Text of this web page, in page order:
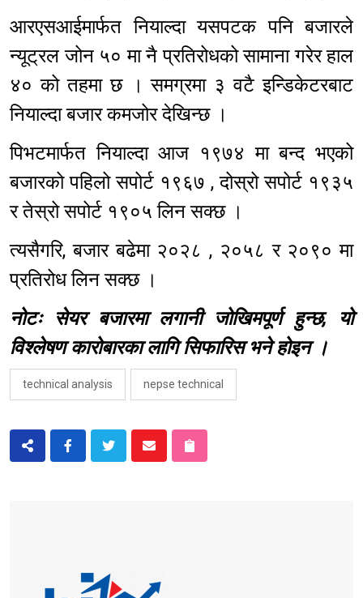
आरएसआईमार्फत नियाल्दा यसपटक पनि बजारले
न्यूट्रल जोन ५० मा नै प्रतिरोधको सामाना गरेर हाल
४० को तहमा छ । समग्रमा ३ वटै इन्डिकेटरबाट
नियाल्दा बजार कमजोर देखिन्छ ।
पिभटमार्फत नियाल्दा आज १९७४ मा बन्द भएको
बजारको पहिलो सपोर्ट १९६७ , दोस्रो सपोर्ट १९३५
र तेस्रो सपोर्ट १९०५ लिन सक्छ ।
त्यसैगरि, बजार बढेमा २०२८ , २०५८ र २०९० मा
प्रतिरोध लिन सक्छ ।
नोटः सेयर बजारमा लगानी जोखिमपूर्ण हुन्छ, यो
विश्लेषण कारोबारका लागि सिफारिस भने होइन ।
technical analysis nepse technical